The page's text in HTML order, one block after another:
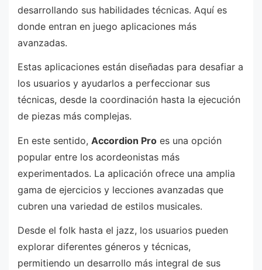
desarrollando sus habilidades técnicas. Aquí es
donde entran en juego aplicaciones más
avanzadas.
Estas aplicaciones están diseñadas para desafiar a
los usuarios y ayudarlos a perfeccionar sus
técnicas, desde la coordinación hasta la ejecución
de piezas más complejas.
En este sentido, Accordion Pro es una opción
popular entre los acordeonistas más
experimentados. La aplicación ofrece una amplia
gama de ejercicios y lecciones avanzadas que
cubren una variedad de estilos musicales.
Desde el folk hasta el jazz, los usuarios pueden
explorar diferentes géneros y técnicas,
permitiendo un desarrollo más integral de sus